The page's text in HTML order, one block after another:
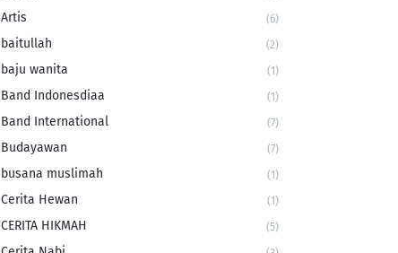
Artis (6)
baitullah (2)
baju wanita (1)
Band Indonesdiaa (1)
Band International (7)
Budayawan (7)
busana muslimah (1)
Cerita Hewan (1)
CERITA HIKMAH (5)